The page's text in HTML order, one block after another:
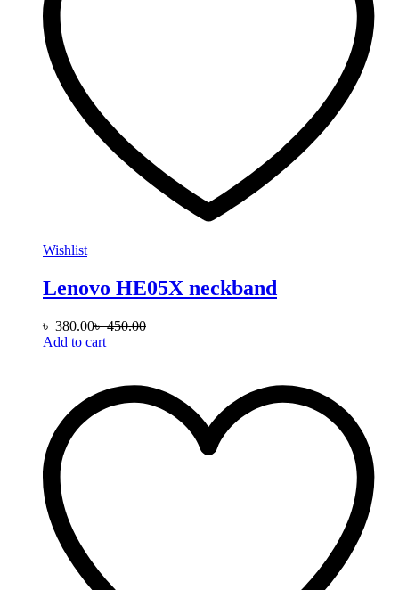
Wishlist
Lenovo HE05X neckband
৳ 380.00৳450.00
Add to cart